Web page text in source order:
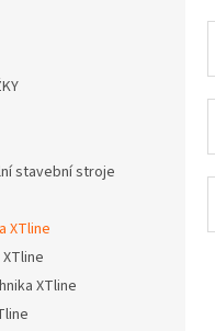
stavební stroje
XTline
XTline